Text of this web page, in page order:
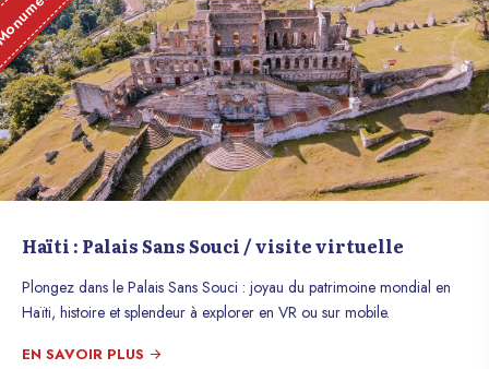
Haïti : Palais Sans Souci / visite virtuelle
Plongez dans le Palais Sans Souci : joyau du patrimoine mondial en
Haïti, histoire et splendeur à explorer en VR ou sur mobile.
EN SAVOIR PLUS